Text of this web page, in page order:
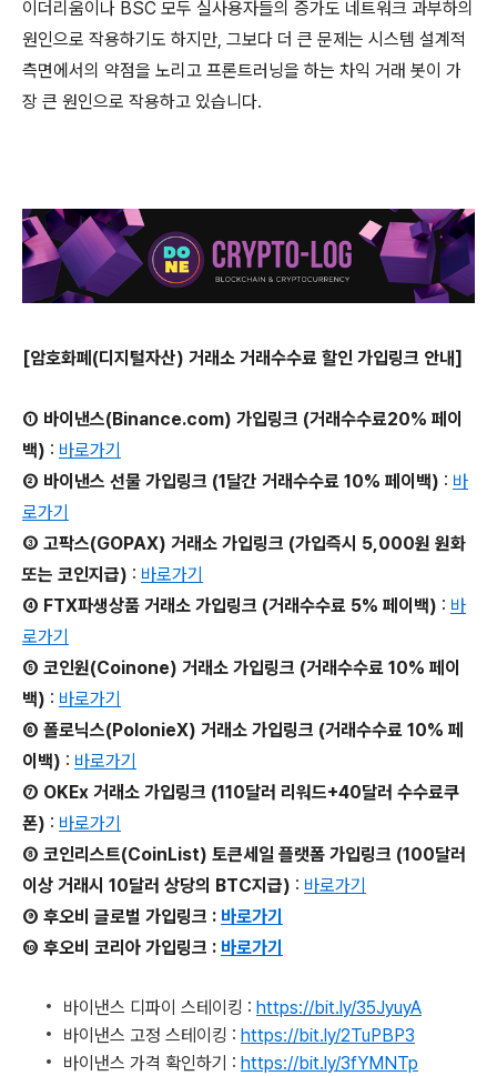
이더리움이나 BSC 모두 실사용자들의 증가도 네트워크 과부하의
원인으로 작용하기도 하지만, 그보다 더 큰 문제는 시스템 설계적
측면에서의 약점을 노리고 프론트러닝을 하는 차익 거래 봇이 가
장 큰 원인으로 작용하고 있습니다.
[암호화폐(디지털자산) 거래소 거래수수료 할인 가입링크 안내]
① 바이낸스(Binance.com) 가입링크 (거래수수료20% 페이
백) : 바로가기
② 바이낸스 선물 가입링크 (1달간 거래수수료 10% 페이백) : 바
로가기
③ 고팍스(GOPAX) 거래소 가입링크 (가입즉시 5,000원 원화
또는 코인지급) : 바로가기
④ FTX파생상품 거래소 가입링크 (거래수수료 5% 페이백) : 바
로가기
⑤ 코인원(Coinone) 거래소 가입링크 (거래수수료 10% 페이
백) : 바로가기
⑥ 폴로닉스(PolonieX) 거래소 가입링크 (거래수수료 10% 페
이백) : 바로가기
⑦ OKEx 거래소 가입링크 (110달러 리워드+40달러 수수료쿠
폰) : 바로가기
⑧ 코인리스트(CoinList) 토큰세일 플랫폼 가입링크 (100달러
이상 거래시 10달러 상당의 BTC지급) : 바로가기
⑨ 후오비 글로벌 가입링크 : 바로가기
⑩ 후오비 코리아 가입링크 : 바로가기
바이낸스 디파이 스테이킹 : https://bit.ly/35JyuyA
바이낸스 고정 스테이킹 : https://bit.ly/2TuPBP3
바이낸스 가격 확인하기 : https://bit.ly/3fYMNTp